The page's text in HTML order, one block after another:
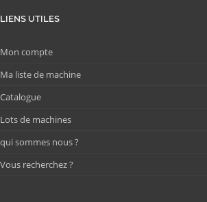
LIENS UTILES
Mon compte
Ma liste de machine
Catalogue
Lots de machines
qui sommes nous ?
Vous recherchez ?